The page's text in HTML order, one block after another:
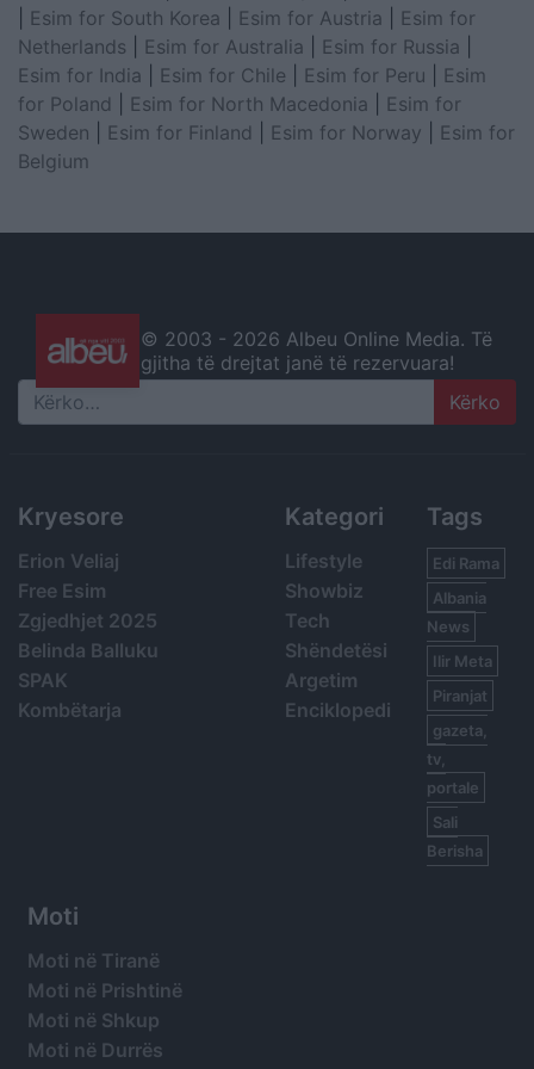
Esim for South Korea Esim for Austria
Esim for
Netherlands
Esim for Australia Esim for Russia
Esim for India
Esim for Chile Esim for Peru
Esim
for Poland
Esim for North Macedonia
Esim for
Sweden
Esim for Finland Esim for Norway
Esim for
Belgium
© 2003 - 2026 Albeu Online Media. Të
gjitha të drejtat janë të rezervuara!
Search
Kryesore
Erion Veliaj
Free Esim
Zgjedhjet 2025
Belinda Balluku
SPAK
Kombëtarja
Kategori
Lifestyle
Showbiz
Tech
Shëndetësi
Argetim
Enciklopedi
Tags
Edi Rama
Albania
News
Ilir Meta
Piranjat
gazeta,
tv,
portale
Sali
Berisha
Moti
Moti në Tiranë
Moti në Prishtinë
Moti në Shkup
Moti në Durrës